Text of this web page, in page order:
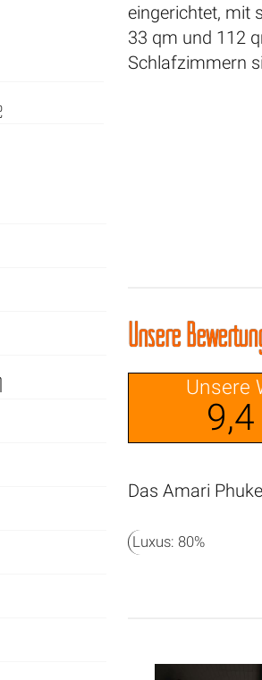
eingerichtet, mit
33 qm und 112
Schlafzimmern
Unsere
Unsere
Das Amari
Luxus: 80%